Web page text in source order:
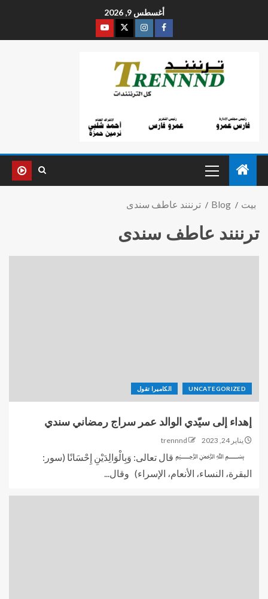
أغسطس 9, 2026
بيت Blog ترننند عاطف سندى
ترننند عاطف سندى
UNCATEGORIZED الكاميرا تقول
إهداء إلى سيّدي الوالد عمر سراج رمضاني سندي
يناير 24, 2023 trennnd
﷽ قال تعالى: وَبِالْوَالِدَيْنِ إِحْسَانًا (سور:
البقرة، النساء، الأنعام، الإسراء) وقال...